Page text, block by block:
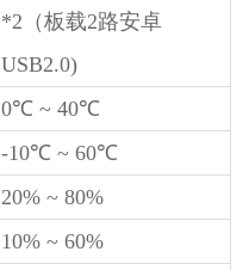
*2（板载2路安卓
USB2.0)
0℃ ~ 40℃
-10℃ ~ 60℃
20% ~ 80%
10% ~ 60%